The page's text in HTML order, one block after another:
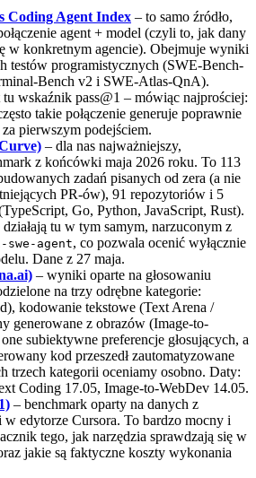
Coding Agent Index – to samo źródło,
agent + model (czyli to, jak dany
w konkretnym agencie). Obejmuje wyniki
testów programistycznych (SWE-Bench-
Bench v2 i SWE-Atlas-QnA).
tu wskaźnik pass@1 – mówiąc najprościej:
takie połączenie generuje poprawnie
pierwszym podejściem.
– dla nas najważniejszy,
z końcówki maja 2026 roku. To 113
zadań pisanych od zera (a nie
PR-ów), 91 repozytoriów i 5
Go, Python, JavaScript, Rust).
tu w tym samym, narzuconym z
swe-agent, co pozwala ocenić wyłącznie
Dane z 27 maja.
– wyniki oparte na głosowaniu
na trzy odrębne kategorie:
kodowanie tekstowe (Text Arena /
generowane z obrazów (Image-to-
subiektywne preferencje głosujących, a
kod przeszedł zautomatyzowane
trzech kategorii oceniamy osobno. Daty:
Coding 17.05, Image-to-WebDev 14.05.
– benchmark oparty na danych z
edytorze Cursora. To bardzo mocny i
tego, jak narzędzia sprawdzają się w
jakie są faktyczne koszty wykonania